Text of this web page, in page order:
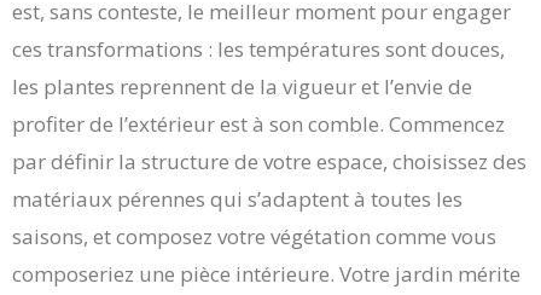
est, sans conteste, le meilleur moment pour engager
ces transformations : les températures sont douces,
les plantes reprennent de la vigueur et l’envie de
profiter de l’extérieur est à son comble. Commencez
par définir la structure de votre espace, choisissez des
matériaux pérennes qui s’adaptent à toutes les
saisons, et composez votre végétation comme vous
composeriez une pièce intérieure. Votre jardin mérite